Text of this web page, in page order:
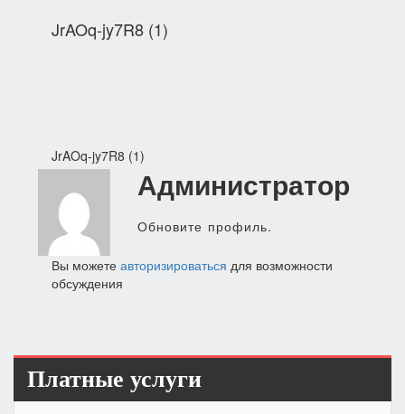
JrAOq-jy7R8 (1)
Навигация
по
записям
JrAOq-jy7R8 (1)
Администратор
Обновите профиль.
Вы можете авторизироваться для возможности
обсуждения
Платные услуги